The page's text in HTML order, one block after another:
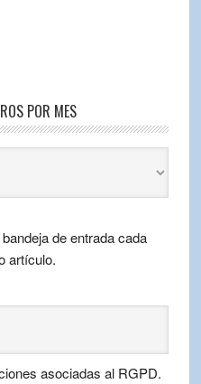
POR MES
de entrada cada
artículo.
asociadas al RGPD.